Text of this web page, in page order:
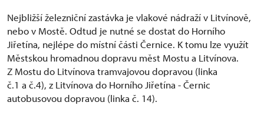
Nejbližší železniční zastávka je vlakové nádraží v Litvínově,
nebo v Mostě. Odtud je nutné se dostat do Horního
Jiřetína, nejlépe do místní části Černice. K tomu lze využít
Městskou hromadnou dopravu měst Mostu a Litvínova.
Z Mostu do Litvínova tramvajovou dopravou (linka
č.1 a č.4), z Litvínova do Horního Jiřetína - Černic
autobusovou dopravou (linka č. 14).